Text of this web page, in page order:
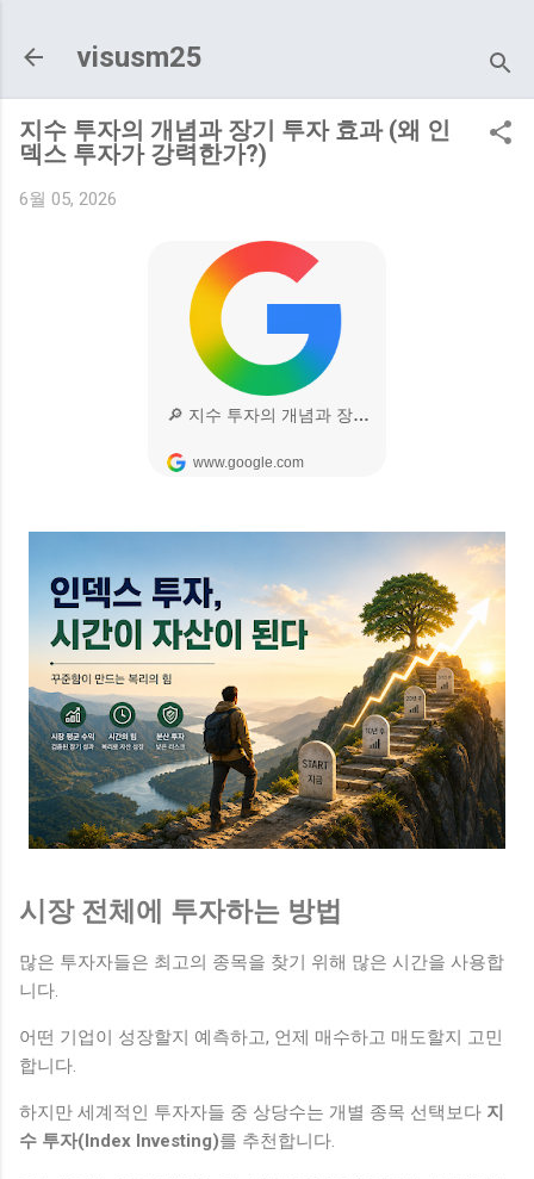
visusm25
지수 투자의 개념과 장기 투자 효과 (왜 인
덱스 투자가 강력한가?)
6월 05, 2026
시장 전체에 투자하는 방법
많은 투자자들은 최고의 종목을 찾기 위해 많은 시간을 사용합
니다.
어떤 기업이 성장할지 예측하고, 언제 매수하고 매도할지 고민
합니다.
하지만 세계적인 투자자들 중 상당수는 개별 종목 선택보다 지
수 투자(Index Investing)를 추천합니다.